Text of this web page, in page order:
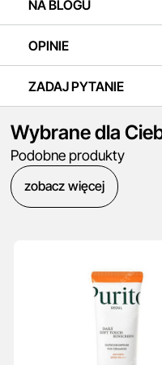
NA BLOGU
OPINIE
ZADAJ PYTANIE
Wybrane dla
Podobne produkty
zobacz więcej